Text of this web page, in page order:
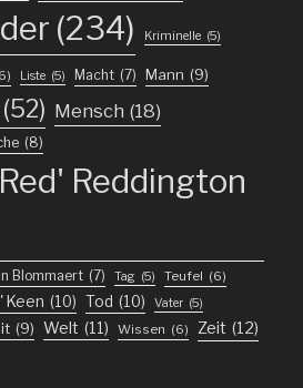
(234) Kriminelle (5)
Liste (5) Macht (7) Mann (9)
(52) Mensch (18)
(8)
Reddington
Blommaert (7) Tag (5) Teufel (6)
Keen (10) Tod (10) Vater (5)
(9) Welt (11) Wissen (6) Zeit (12)